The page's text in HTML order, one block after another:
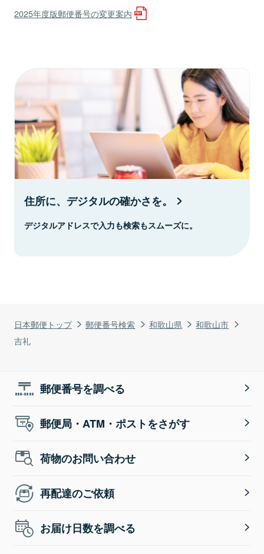
日本郵便トップ 郵便番号検索 和歌山県
和歌山市
吉礼
2025年度版郵便番号の変更案内
住所に、デジタルの確かさを。
デジタルアドレスで入力も検索もスムーズに。
郵便番号を調べる
郵便局・ATM・ポストをさがす
荷物のお問い合わせ
再配達のご依頼
お届け日数を調べる